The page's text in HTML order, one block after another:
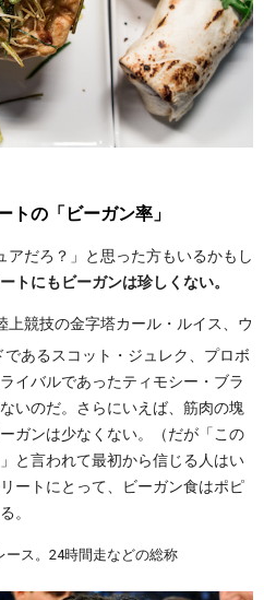
トの「ビーガン率」
アだろ？」と思った方もいるかもし
トにもビーガンは珍しくない。
競技の金字塔カール・ルイス、ウ
であるスコット・ジュレク、プロボ
イバルであったティモシー・ブラ
いのだ。さらにいえば、筋肉の塊
ガンは少なくない。（だが「この
と言われて最初から信じる人はい
ートにとって、ビーガン食はポピ
。
ース。24時間走などの総称